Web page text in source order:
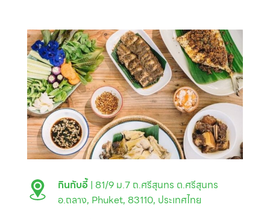
กินกับอี้ | 81/9 ม.7 ถ.ศรีสุนทร ต.ศรีสุนทร
อ.ถลาง, Phuket, 83110, ประเทศไทย